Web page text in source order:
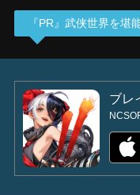
『PR』武侠世界を堪
ブレ